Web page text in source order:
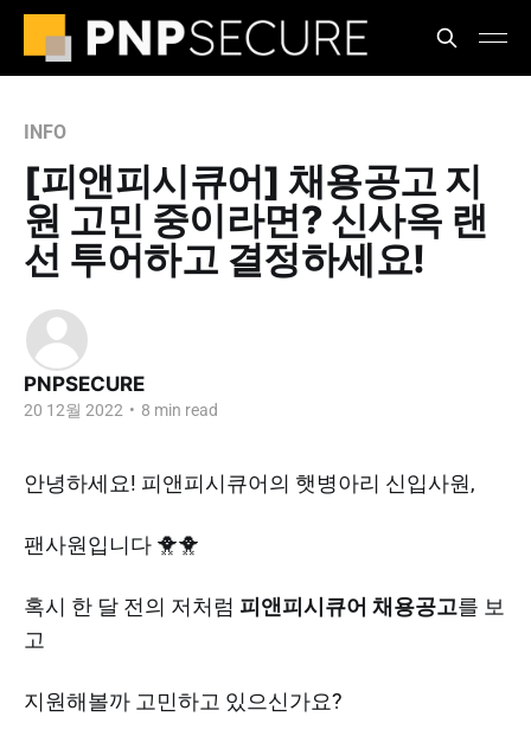
INFO
[피앤피시큐어] 채용공고 지
원 고민 중이라면? 신사옥 랜
선 투어하고 결정하세요!
PNPSECURE
20 12월 2022 • 8 min read
안녕하세요! 피앤피시큐어의 햇병아리 신입사원,
팬사원입니다 🐥🐥
혹시 한 달 전의 저처럼 피앤피시큐어 채용공고를 보
고
지원해볼까 고민하고 있으신가요?